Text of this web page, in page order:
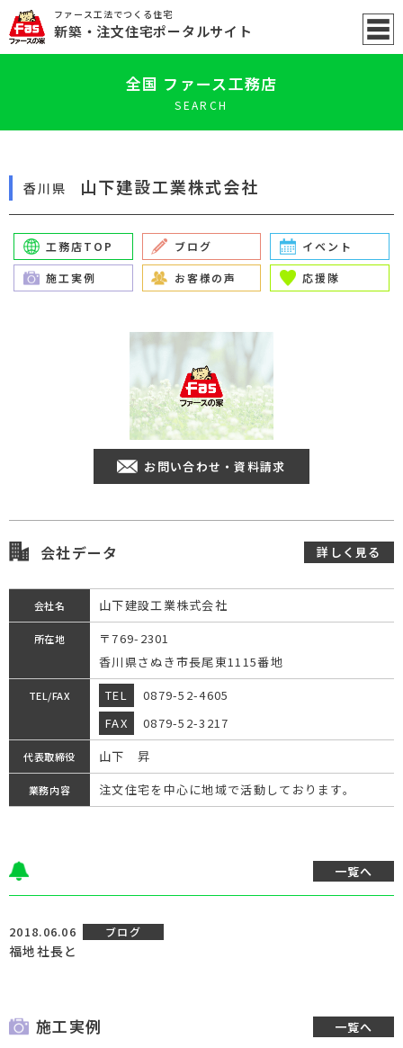
ファース工法でつくる住宅
新築 ・注文住宅ポータルサイト
全国 ファース工務店
SEARCH
香川県 山下建設工業株式会社
工務店TOP ブログ イベント
施工実例 お客様の声 応援隊
お問い合わせ・資料請求
会社データ 詳しく見る
会社名 山下建設工業株式会社
所在地
〒769-2301
香川県さぬき市長尾東1115番地
TEL/FAX TEL
0879-52-4605
FAX
0879-52-3217
代表取締役 山下 昇
業務内容 注文住宅を中心に地域で活動しております。
一覧へ
2018.06.06 ブログ
福地社長と
施工実例 一覧へ